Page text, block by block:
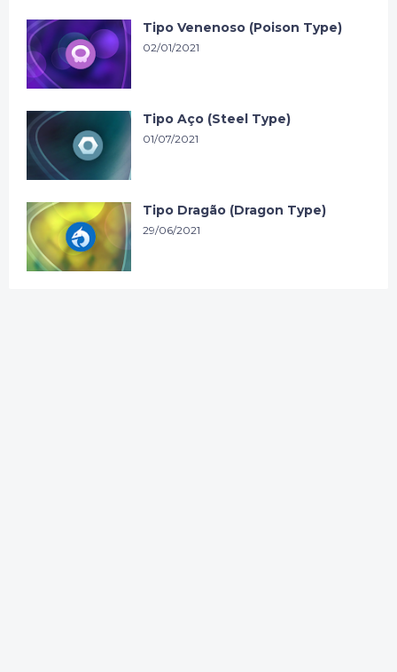
Tipo Venenoso (Poison Type)
02/01/2021
Tipo Aço (Steel Type)
01/07/2021
Tipo Dragão (Dragon Type)
29/06/2021